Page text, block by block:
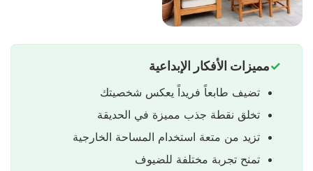
مميزات الأفكار الإبداعية
تضيف طابعاً فريداً يعكس شخصيتك
تخلق نقطة جذب مميزة في الحديقة
تزيد من متعة استخدام المساحة الخارجية
تمنح تجربة مختلفة للضيوف